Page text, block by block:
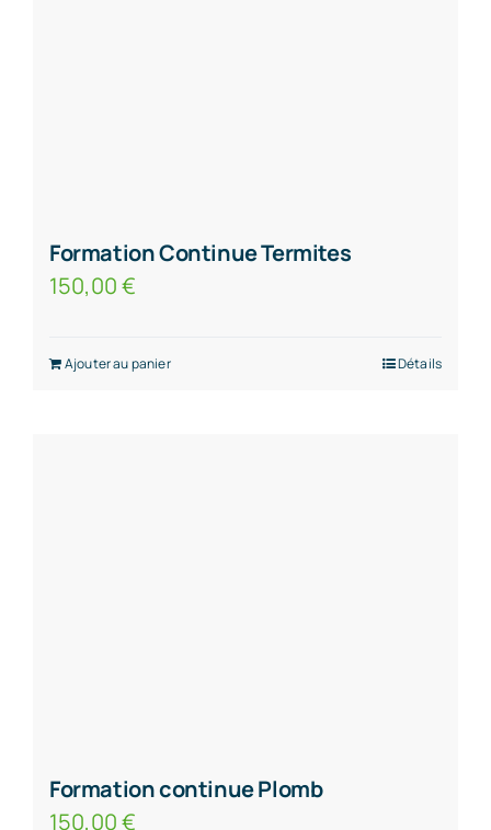
Formation Continue Termites
150,00€
Ajouter au panier Détails
Formation continue Plomb
150,00€